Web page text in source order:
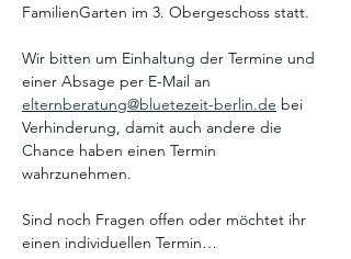
FamilienGarten im 3. Obergeschoss statt.
Wir bitten um Einhaltung der Termine und
einer Absage per E-Mail an
elternberatung@bluetezeit-berlin.de bei
Verhinderung, damit auch andere die
Chance haben einen Termin
wahrzunehmen.
Sind noch Fragen offen oder möchtet ihr
einen individuellen Termin…